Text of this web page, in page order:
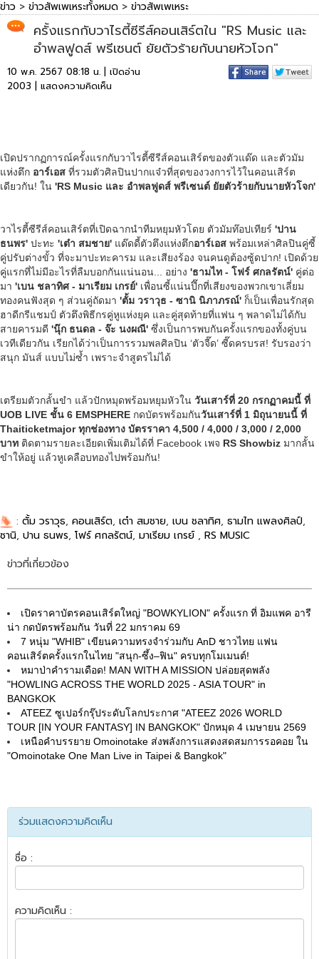
ข่าว > ข่าวสัพเพเหระทั้งหมด > ข่าวสัพเพเหระ
ครั้งแรกกับวาไรตี้ซีรีส์คอนเสิร์ตใน "RS Music และ
อำพลฟูดส์ พรีเซนต์ ยัยตัวร้ายกับนายหัวโจก"
10 พ.ค. 2567 08:18 น. | เปิดอ่าน
2003 | แสดงความคิดเห็น
เปิดปรากฏการณ์ครั้งแรกกับวาไรตี้ซีรีส์คอนเสิร์ตของตัวแด๊ด และตัวมัม
แห่งตึก อาร์เอส ที่รวมตัวศิลปินปากแจ๋วที่สุดของวงการไว้ในคอนเสิร์ต
เดียวกัน! ใน 'RS Music และ อำพลฟูดส์ พรีเซนต์ ยัยตัวร้ายกับนายหัวโจก'
วาไรตี้ซีรีส์คอนเสิร์ตที่เปิดฉากนำทีมหยุมหัวโดย ตัวมัมท๊อปเทียร์ 'ปาน
ธนพร' ปะทะ 'เต๋า สมชาย' แด๊ดดี้ตัวตึงแห่งตึกอาร์เอส พร้อมเหล่าศิลปินคู่ซี้
คู่ปรับต่างขั้ว ที่จะมาปะทะคารม และเสียงร้อง จนคนดูต้องซู้ดปาก! เปิดด้วย
คู่แรกที่ไม่มีอะไรที่ลืมบอกกันแน่นอน... อย่าง 'ธามไท - โฟร์ ศกลรัตน์' คู่ต่อ
มา 'เบน ชลาทิศ - มาเรียม เกรย์' เพื่อนซี้แน่นปึ๊กที่เสียงของพวกเขาเลี่ยม
ทองคนฟังสุด ๆ ส่วนคู่ถัดมา 'ตั้ม วราวุธ - ซานิ นิภาภรณ์' ก็เป็นเพื่อนรักสุด
ฮาดีกรีแชมป์ ตัวตึงพิธีกรคู่หูแห่งยุค และคู่สุดท้ายที่แฟน ๆ พลาดไม่ได้กับ
สายคารมดี 'นุ๊ก ธนดล - จ๊ะ นงผณี' ซึ่งเป็นการพบกันครั้งแรกของทั้งคู่บน
เวทีเดียวกัน เรียกได้ว่าเป็นการรวมพลศิลปิน ‘ตัวจี๊ด’ ซี๊ดครบรส! รับรองว่า
สนุก มันส์ แบบไม่ซ้ำ เพราะจำสูตรไม่ได้
เตรียมตัวกลั้นขำ แล้วปักหมุดพร้อมหยุมหัวใน วันเสาร์ที่ 20 กรกฏาคมนี้ ที่
UOB LIVE ชั้น 6 EMSPHERE กดบัตรพร้อมกันวันเสาร์ที่ 1 มิถุนายนนี้ ที่
Thaiticketmajor ทุกช่องทาง บัตรราคา 4,500 / 4,000 / 3,000 / 2,000
บาท ติดตามรายละเอียดเพิ่มเติมได้ที่ Facebook เพจ RS Showbiz มากลั้น
ขำให้อยู่ แล้วหูเคลือบทองไปพร้อมกัน!
: ตั้ม วราวุธ, คอนเสิร์ต, เต๋า สมชาย, เบน ชลาทิศ, ธามไท แพลงศิลป์,
ซานิ, ปาน ธนพร, โฟร์ ศกลรัตน์, มาเรียม เกรย์ , RS MUSIC
ข่าวที่เกี่ยวข้อง
เปิดราคาบัตรคอนเสิร์ตใหญ่ "BOWKYLION" ครั้งแรก ที่ อิมแพค อารี
น่า กดบัตรพร้อมกัน วันที่ 22 มกราคม 69
7 หนุ่ม "WHIB" เขียนความทรงจำร่วมกับ AnD ชาวไทย แฟน
คอนเสิร์ตครั้งแรกในไทย "สนุก-ซึ้ง–ฟิน" ครบทุกโมเมนต์!
หมาป่าคำรามเดือด! MAN WITH A MISSION ปล่อยสุดพลัง
"HOWLING ACROSS THE WORLD 2025 - ASIA TOUR" in
BANGKOK
ATEEZ ซูเปอร์กรุ๊ประดับโลกประกาศ "ATEEZ 2026 WORLD
TOUR [IN YOUR FANTASY] IN BANGKOK" ปักหมุด 4 เมษายน 2569
เหนือคำบรรยาย Omoinotake ส่งพลังการแสดงสดสมการรอคอย ใน
"Omoinotake One Man Live in Taipei & Bangkok"
ร่วมแสดงความคิดเห็น
ชื่อ :
ความคิดเห็น :